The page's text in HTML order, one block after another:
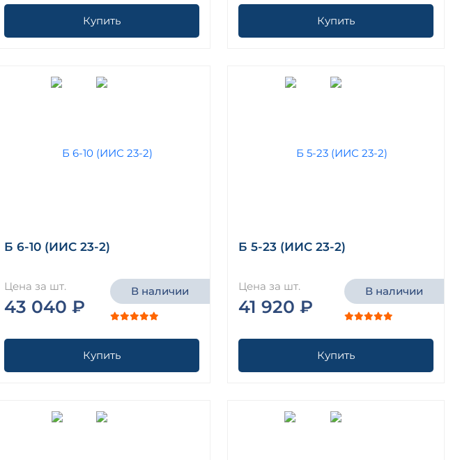
Купить Купить
Б 6-10 (ИИС 23-2)
Цена за шт.
43 040 ₽
В наличии
Купить
Б 5-23 (ИИС 23-2)
Цена за шт.
41 920 ₽
В наличии
Купить